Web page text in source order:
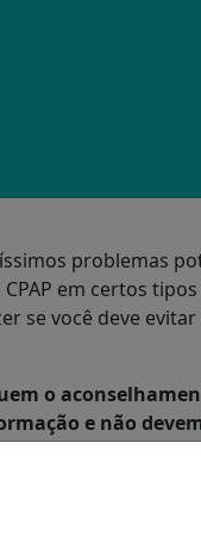
problemas
em certos
se você deve evitar
o
e não
Não
profissional de